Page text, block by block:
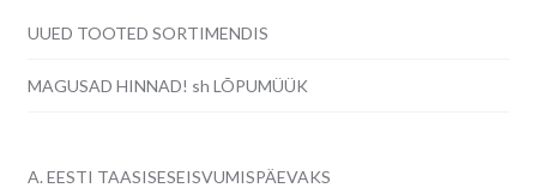
UUED TOOTED SORTIMENDIS
MAGUSAD HINNAD! sh LÕPUMÜÜK
A. EESTI TAASISESEISVUMISPÄEVAKS